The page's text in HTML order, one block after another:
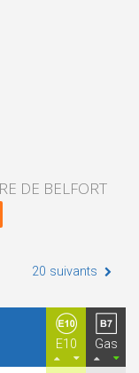
DE BELFORT
20 suivants
E10 Gas